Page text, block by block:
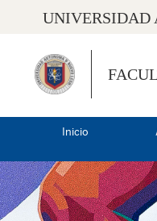
UNIVERSIDAD
Inicio